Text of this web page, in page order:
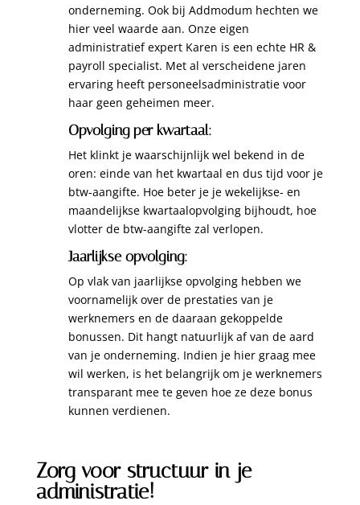
onderneming. Ook bij Addmodum hechten we
hier veel waarde aan. Onze eigen
administratief expert Karen is een echte HR &
payroll specialist. Met al verscheidene jaren
ervaring heeft personeelsadministratie voor
haar geen geheimen meer.
Opvolging per kwartaal:
Het klinkt je waarschijnlijk wel bekend in de
oren: einde van het kwartaal en dus tijd voor je
btw-aangifte. Hoe beter je je wekelijkse- en
maandelijkse kwartaalopvolging bijhoudt, hoe
vlotter de btw-aangifte zal verlopen.
Jaarlijkse opvolging:
Op vlak van jaarlijkse opvolging hebben we
voornamelijk over de prestaties van je
werknemers en de daaraan gekoppelde
bonussen. Dit hangt natuurlijk af van de aard
van je onderneming. Indien je hier graag mee
wil werken, is het belangrijk om je werknemers
transparant mee te geven hoe ze deze bonus
kunnen verdienen.
Zorg voor structuur in je
administratie!